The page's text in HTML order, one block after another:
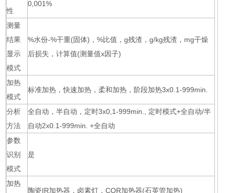
性
0,001%
测量
结果
显示
模式
%水份-%干重(固体)，%比值，g残渣，g/kg残渣，mg干燥
后损失，计算值(测量值x因子)
加热
模式
标准加热，快速加热，柔和加热，阶段加热3x0.1-999min.
分析
方法
全自动，半自动，定时3x0,1-999min., 定时模式+全自动/半
自动2x0.1-999min. +全自动
参数
识别
模式
是
加热
陶瓷IR加热器，卤素灯，CQR加热器(石英管加热)